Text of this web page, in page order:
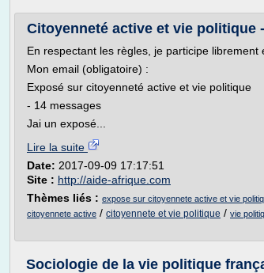
Citoyenneté active et vie politique
En respectant les règles, je participe
Mon email (obligatoire) :
Exposé sur citoyenneté active et vie politique
- 14 messages
Jai un exposé...
Lire la suite
Date: 2017-09-09 17:17:51
Site : http://aide-afrique.com
Thèmes liés : expose sur citoyennete active et vie
citoyennete active / citoyennete et vie politique / vie
Sociologie de la vie politique